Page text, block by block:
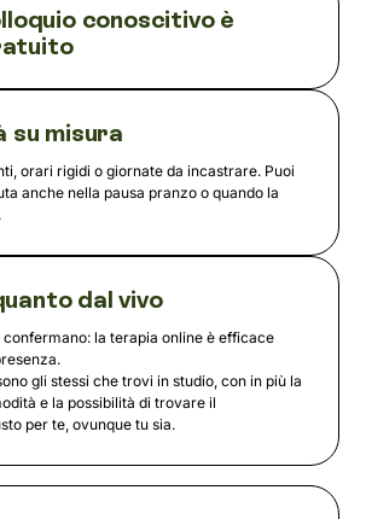
conoscitivo è
su misura
orari rigidi o giornate da incastrare. Puoi
anche nella pausa pranzo o quando la
dal vivo
confermano: la terapia online è efficace
gli stessi che trovi in studio, con in più la
e la possibilità di trovare il
per te, ovunque tu sia.